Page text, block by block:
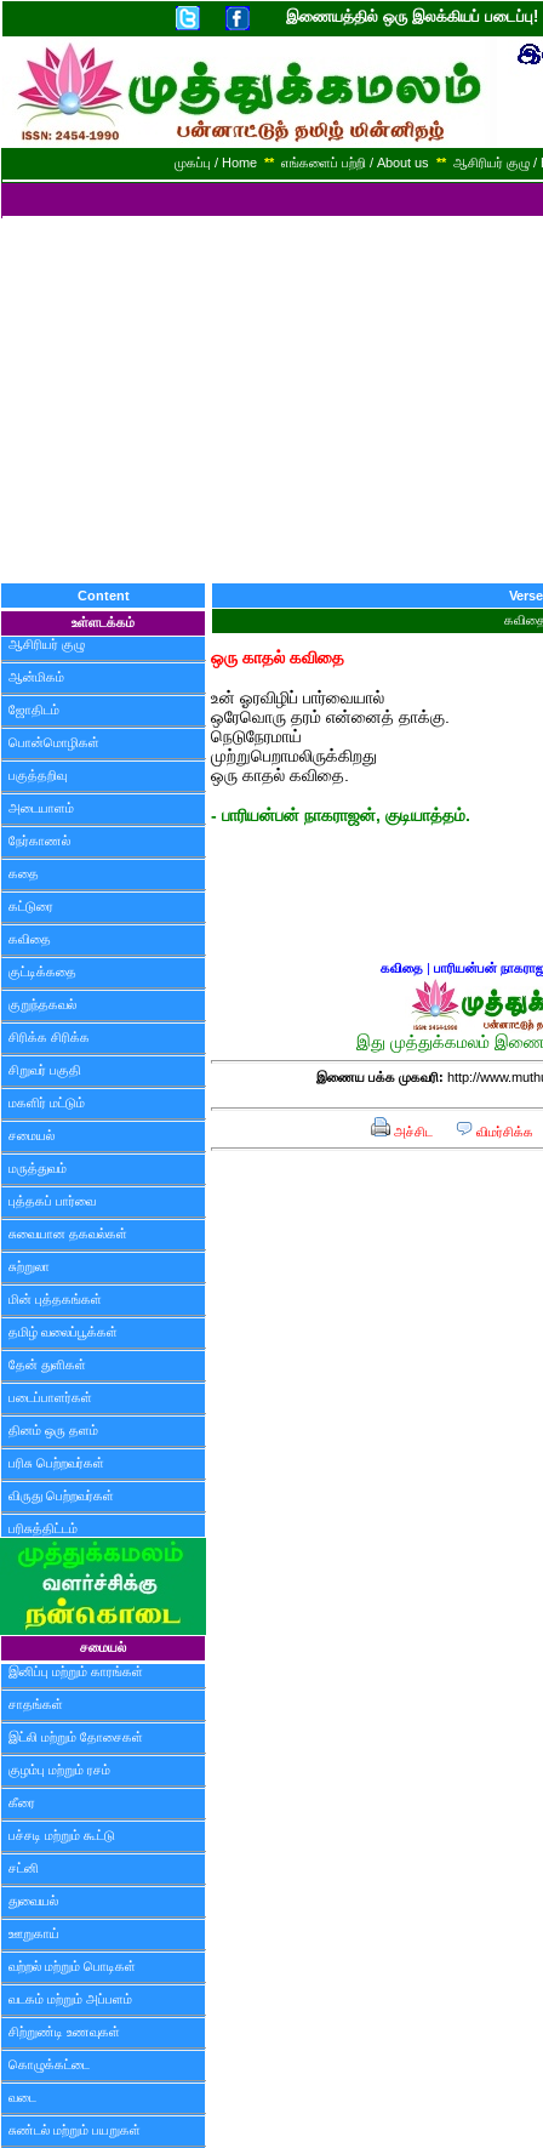
இணையத்தில் ஒரு இலக்கியப்
முகப்பு / Home ** எங்களைப் பற்றி / About us ** ஆசிரியர் குழு
Content
உள்ளடக்கம்
ஆசிரியர் குழு
ஆன்மிகம்
ஜோதிடம்
பொன்மொழிகள்
பகுத்தறிவு
அடையாளம்
நேர்காணல்
கதை
கட்டுரை
கவிதை
குட்டிக்கதை
குறுந்தகவல்
சிரிக்க சிரிக்க
சிறுவர் பகுதி
மகளிர் மட்டும்
சமையல்
மருத்துவம்
புத்தகப் பார்வை
சுவையான தகவல்கள்
சுற்றுலா
மின் புத்தகங்கள்
தமிழ் வலைப்பூக்கள்
தேன் துளிகள்
படைப்பாளர்கள்
தினம் ஒரு தளம்
பரிசு பெற்றவர்கள்
விருது பெற்றவர்கள்
பரிசுத்திட்டம்
சமையல்
இனிப்பு மற்றும் காரங்கள்
சாதங்கள்
இட்லி மற்றும் தோசைகள்
குழம்பு மற்றும் ரசம்
கீரை
பச்சடி மற்றும் கூட்டு
சட்னி
துவையல்
ஊறுகாய்
வற்றல் மற்றும் பொடிகள்
வடகம் மற்றும் அப்பளம்
சிற்றுண்டி உணவுகள்
கொழுக்கட்டை
வடை
சுண்டல் மற்றும் பயறுகள்
Verse
ஒரு காதல் கவிதை
உன் ஓரவிழிப் பார்வையால்
ஒரேவொரு தரம் என்னைத் தாக்கு.
நெடுநேரமாய்
முற்றுபெறாமலிருக்கிறது
ஒரு காதல் கவிதை.
- பாரியன்பன் நாகராஜன், குடியாத்தம்.
கவிதை| பாரியன்பன்
இது முத்துக்கமலம்
இணைய பக்க முகவரி: http://
அச்சிட விமர்சிக்க